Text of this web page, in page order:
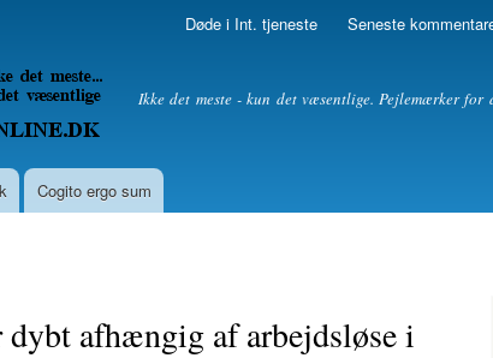
content
Døde i Int. tjeneste Seneste
Ikke det meste - kun det væsentlige. Pejlemærker
Cogito ergo sum
afhængig af arbejdsløse i